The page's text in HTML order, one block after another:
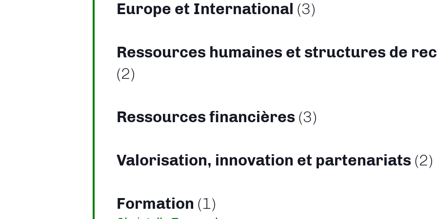
Europe et International (3)
Ressources humaines et structures de
(2)
Ressources financières (3)
Valorisation, innovation et partenariats (2)
Formation (1)